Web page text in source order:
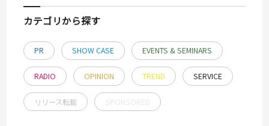
カテゴリから探す
PR SHOW CASE EVENTS & SEMINARS
RADIO OPINION TREND SERVICE
リリース転載